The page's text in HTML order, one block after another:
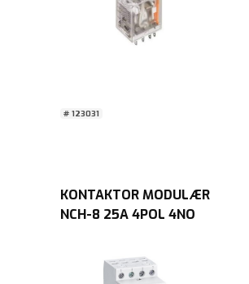
# 123031
KONTAKTOR MODULÆR
NCH-8 25A 4POL 4NO